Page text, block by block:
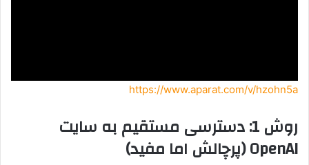
https://www.aparat.com/v/hzohn5a
روش 1: دسترسی مستقیم به سایت
OpenAI (پرچالش اما مفید)